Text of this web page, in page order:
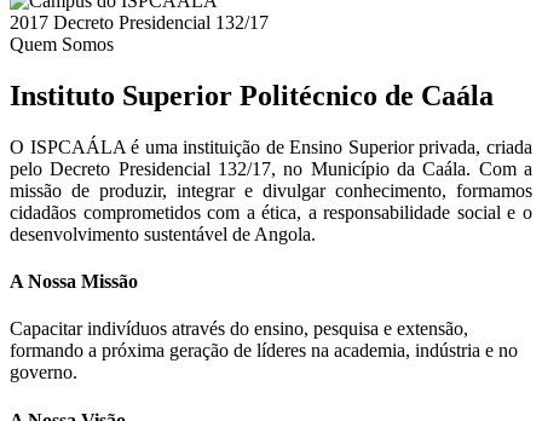
2017 Decreto Presidencial 132/17
Quem Somos
Instituto Superior Politécnico de Caála
O ISPCAÁLA é uma instituição de Ensino Superior privada, criada
pelo Decreto Presidencial 132/17, no Município da Caála. Com a
missão de produzir, integrar e divulgar conhecimento, formamos
cidadãos comprometidos com a ética, a responsabilidade social e o
desenvolvimento sustentável de Angola.
A Nossa Missão
Capacitar indivíduos através do ensino, pesquisa e extensão,
formando a próxima geração de líderes na academia, indústria e no
governo.